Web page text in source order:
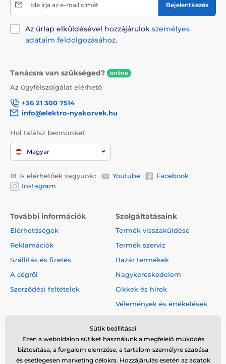
Ide írja az e-mail címét Bejelentkezés
Az űrlap elküldésével hozzájárulok személyes
adataim feldolgozásához.
Tanácsra van szükséged? online
Az ügyfélszolgálat elérhető
+36 21 300 7514
info@elektro-nyakorvek.hu
Hol találsz bennünket
Magyar
Itt is elérhetőek vagyunk:: Youtube
Facebook
Instagram
További információk
Elérhetőségek
Reklamációk
Szállítás és fizetés
A cégről
Szerződési feltételek
Szolgáltatásaink
Termék visszaküldése
Termék szerviz
Bazár termékek
Nagykereskedelem
Cikkek és hírek
Vélemények és értékelések
Sütik beállításai
Ezen a weboldalon sütiket használunk a megfelelő működés
biztosítása, a forgalom elemzése, a tartalom személyre szabása
és esetlegesen marketing célokra. Hozzájárulás esetén az adatok